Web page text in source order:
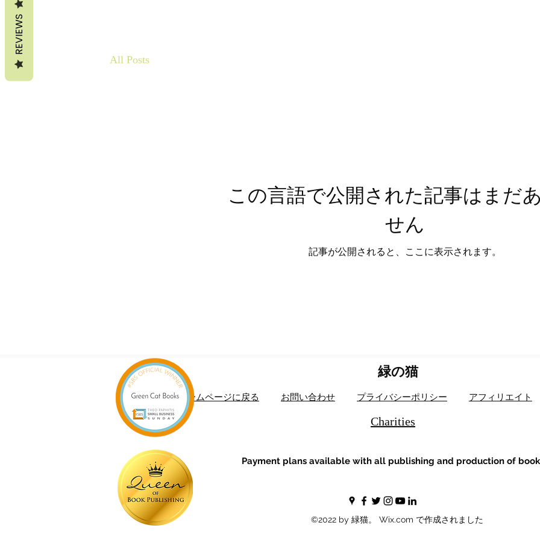
All Posts
この言語で公開された記事はまだ
せん
記事が公開されると、ここに表示されます。
緑の猫
ホームページに戻る お問い合わせ プライバシーポリシー アフィリエイト
Charities
Payment plans available with all publishing and production of
©2022 by 緑猫。 Wix.com で作成されました
REVIEWS